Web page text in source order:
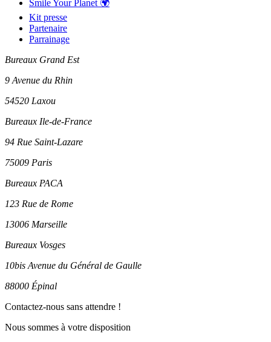
Smile Your Planet 🌍
Kit presse
Partenaire
Parrainage
Bureaux Grand Est
9 Avenue du Rhin
54520 Laxou
Bureaux Ile-de-France
94 Rue Saint-Lazare
75009 Paris
Bureaux PACA
123 Rue de Rome
13006 Marseille
Bureaux Vosges
10bis Avenue du Général de Gaulle
88000 Épinal
Contactez-nous sans attendre !
Nous sommes à votre disposition